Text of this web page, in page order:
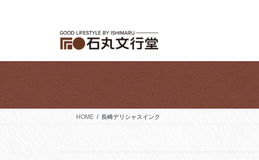
へ
プ
ョ
動
HOME 長崎デリシャスインク